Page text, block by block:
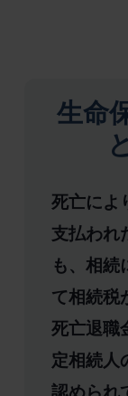
生命
死亡によ
支払われ
も、相続
て相続税
死亡退職
定相続人
認められ